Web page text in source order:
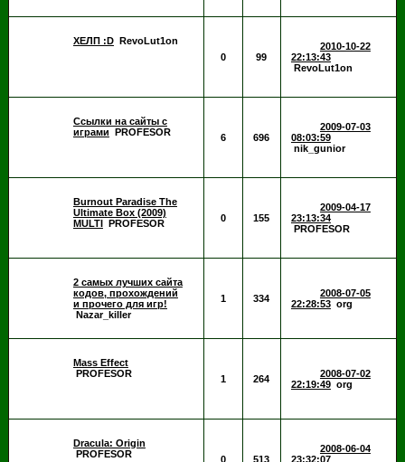
ХЕЛП :D
RevoLut1on
0
99
2010-10-22
22:13:43
RevoLut1on
Ссылки на сайты с
играми
PROFESOR 6 696
2009-07-03
08:03:59
nik_gunior
Burnout Paradise The
Ultimate Box (2009)
MULTI
PROFESOR 0 155
2009-04-17
23:13:34
PROFESOR
2 самых лучших сайта
кодов, прохождений
и прочего для игр!
Nazar_killer
1 334
2008-07-05
22:28:53 org
Mass Effect
PROFESOR
1 264
2008-07-02
22:19:49 org
Dracula: Origin
PROFESOR
0 513
2008-06-04
23:32:07